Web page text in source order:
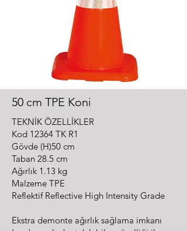
50 cm TPE Koni
TEKNİK ÖZELLİKLER
Kod 12364 TK R1
Gövde (H)50 cm
Taban 28.5 cm
Ağırlık 1.13 kg
Malzeme TPE
Reflektif Reflective High Intensity Grade
Ekstra demonte ağırlık sağlama imkanı